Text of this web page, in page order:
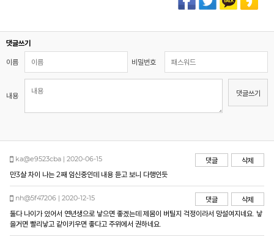
댓글쓰기
이름 비밀번호
내용 댓글쓰기
ka@e9523cba | 2020-06-15 삭제
댓글
만3살 차이 나는 2째 임신중인데 내용 듣고 보니 다행인듯
nh@5f47206 | 2020-12-15 삭제
댓글
둘다 나이가 있어서 연년생으로 낳으면 좋겠는데 제몸이 버틸지 걱정이라서 망설여지네요. 낳
을거면 빨리낳고 같이키우면 좋다고 주위에서 권하네요.